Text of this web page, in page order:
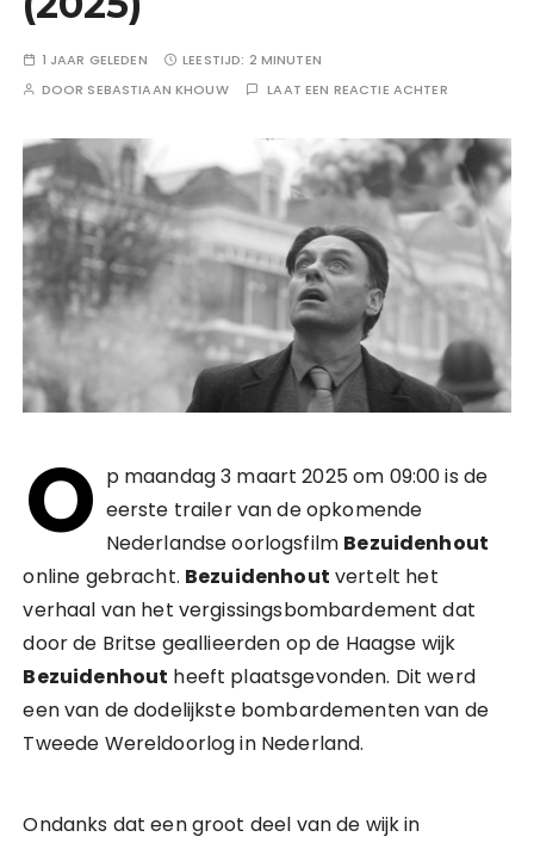
1 JAAR GELEDEN LEESTIJD: 2 MINUTEN
DOOR SEBASTIAAN KHOUW LAAT EEN REACTIE ACHTER
O p maandag 3 maart 2025 om 09:00 is de
eerste trailer van de opkomende
Nederlandse oorlogsfilm Bezuidenhout
online gebracht. Bezuidenhout vertelt het
verhaal van het vergissingsbombardement dat
door de Britse geallieerden op de Haagse wijk
Bezuidenhout heeft plaatsgevonden. Dit werd
een van de dodelijkste bombardementen van de
Tweede Wereldoorlog in Nederland.
Ondanks dat een groot deel van de wijk in